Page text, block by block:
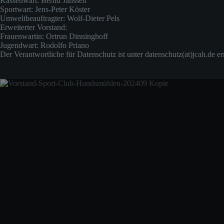
Sportwart: Jens-Peter Köster
Umweltbeauftragter: Wolf-Dieter Pels
Erweiterter Vorstand:
Frauenwartin: Ortrun Dinninghoff
Jugendwart: Rodolfo Priano
Der Verantwortliche für Datenschutz ist unter datenschutz(at)jcah.de